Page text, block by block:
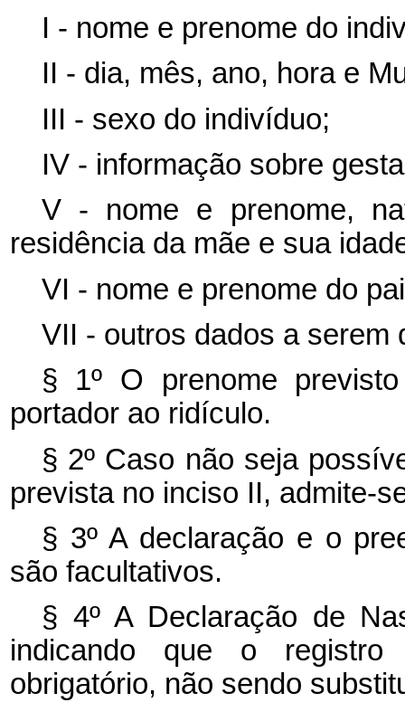
I - nome e prenome do
II - dia, mês, ano, hora e
III - sexo do indivíduo;
IV - informação sobre
V - nome e prenome,
residência da mãe e sua
VI - nome e prenome do
VII - outros dados a serem
§ 1º O prenome
portador ao ridículo.
§ 2º Caso não seja
prevista no inciso II, admite-
§ 3º A declaração e o
são facultativos.
§ 4º A Declaração de
indicando que o registro
obrigatório, não sendo